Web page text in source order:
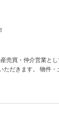
売買・仲介営業と
ただきます。 物件・